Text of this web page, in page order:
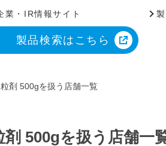
業・IR情報サイト
製品検索はこちら
剤 500gを扱う店舗一覧
500gを扱う店舗一